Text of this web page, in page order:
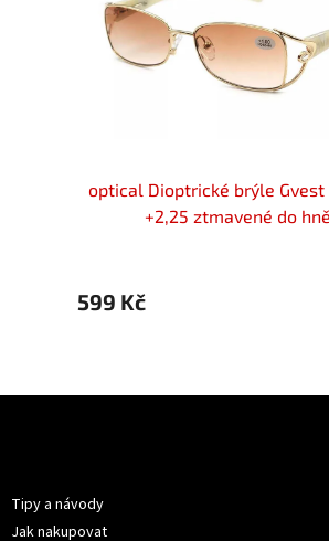
optical Dioptrické brýle Gvest
+2,25 ztmavené do
599 Kč
Tipy a návody
Jak nakupovat